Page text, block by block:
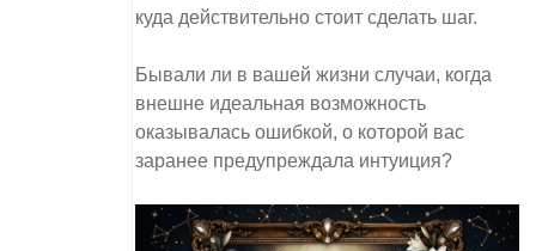
куда действительно стоит сделать шаг.
Бывали ли в вашей жизни случаи, когда
внешне идеальная возможность
оказывалась ошибкой, о которой вас
заранее предупреждала интуиция?